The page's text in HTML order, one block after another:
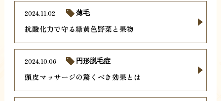
抗酸化力で守る緑黄色野菜と果物
2024.11.02 薄毛
頭皮マッサージの驚くべき効果とは
2024.10.06 円形脱毛症